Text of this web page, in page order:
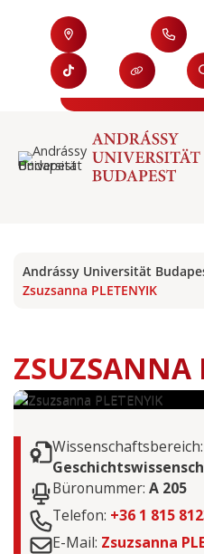
Andrássy Universität
Zsuzsanna PLETENYIK
ZSUZSANNA
Wissenschaftsbereich:
Büronummer: A 205
Telefon: +36 1 815
E-Mail: Zsuzsanna